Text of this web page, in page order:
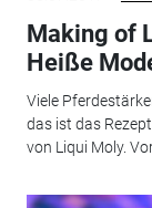
Making of
Heiße
Viele
das ist das
von Liqui Moly.